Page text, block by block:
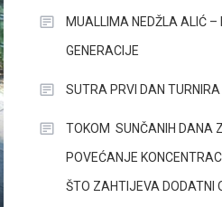
MUALLIMA NEDŽLA ALIĆ
GENERACIJE
SUTRA PRVI DAN TURNIRA
TOKOM SUNČANIH DANA
POVEĆANJE
ŠTO ZAHTIJEVA DODATNI